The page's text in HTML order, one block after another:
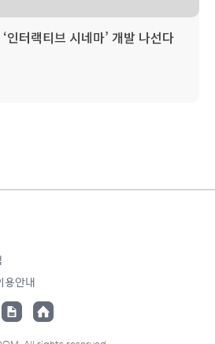
인터랙티브 시네마’ 개발 나선다
안내